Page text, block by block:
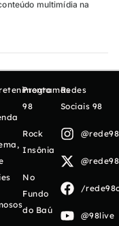
multimídia na
Programas
98
Rock
Insônia
No
Fundo
do Baú
Redes
Sociais 98
/
@98live